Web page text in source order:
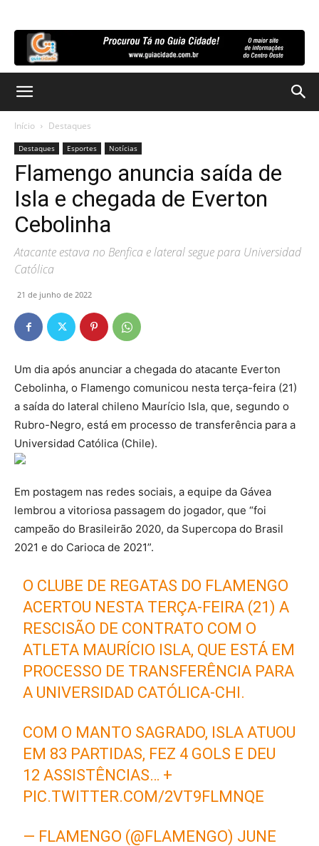
Início Destaques
Destaques Esportes Notícias
Flamengo anuncia saída de
Isla e chegada de Everton
Cebolinha
Atacante estava no Benfica e lateral segue para Universidad
Católica
21 de junho de 2022
Um dia após anunciar a chegada do atacante Everton
Cebolinha, o Flamengo comunicou nesta terça-feira (21)
a saída do lateral chileno Maurício Isla, que, segundo o
Rubro-Negro, está em processo de transferência para a
Universidad Católica (Chile).
Em postagem nas redes sociais, a equipe da Gávea
lembrou a vitoriosa passagem do jogador, que “foi
campeão do Brasileirão 2020, da Supercopa do Brasil
2021 e do Carioca de 2021”.
O CLUBE DE REGATAS DO FLAMENGO
ACERTOU NESTA TERÇA-FEIRA (21) A
RESCISÃO DE CONTRATO COM O
ATLETA MAURÍCIO ISLA, QUE ESTÁ EM
PROCESSO DE TRANSFERÊNCIA PARA
A UNIVERSIDAD CATÓLICA-CHI.
COM O MANTO SAGRADO, ISLA ATUOU
EM 83 PARTIDAS, FEZ 4 GOLS E DEU
12 ASSISTÊNCIAS… +
PIC.TWITTER.COM/2VT9FLMNQE
— FLAMENGO (@FLAMENGO) JUNE